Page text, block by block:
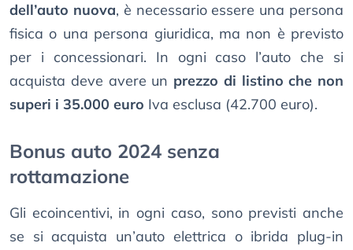
dell’auto nuova, è necessario essere una persona
fisica o una persona giuridica, ma non è previsto
per i concessionari. In ogni caso l’auto che si
acquista deve avere un prezzo di listino che non
superi i 35.000 euro Iva esclusa (42.700 euro).
Bonus auto 2024 senza
rottamazione
Gli ecoincentivi, in ogni caso, sono previsti anche
se si acquista un’auto elettrica o ibrida plug-in